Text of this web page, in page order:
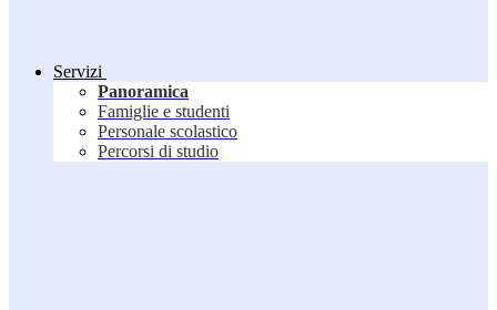
Servizi
Panoramica
Famiglie e studenti
Personale scolastico
Percorsi di studio